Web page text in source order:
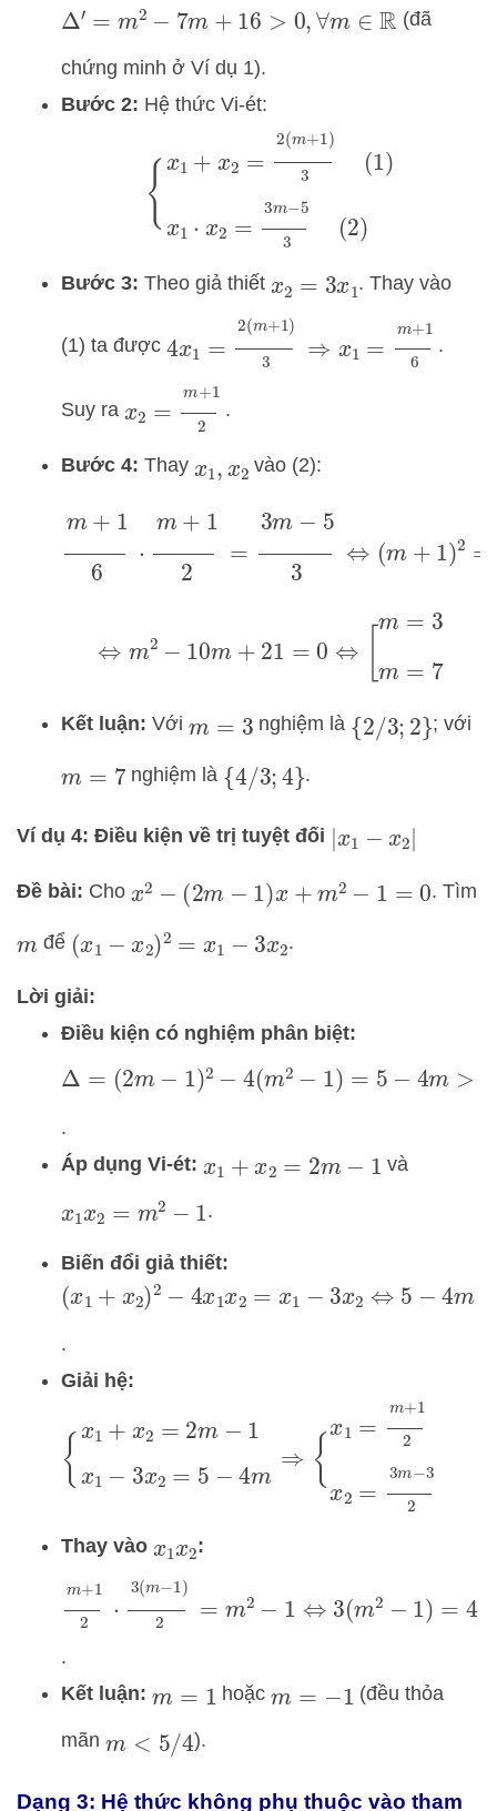
Δ′=m 2−7m +16> 0,∀ m ∈ R (đã
chứng minh ở Ví dụ 1).
Bước 2: Hệ thức Vi-ét:
1)x1⋅x2 3m
Bước 3: Theo giả thiết x2 =3 x1 . Thay vào
(1) ta được 4 (m+1) +16 .
Suy ra m+12 .
Bước 4: Thay x1, x2 vào (2):
m+16⋅ +1 2= 3 53⇔(m+
3m =7
Kết luận: Với m=3 nghiệm là { 2/3;2} ; với
m=7 nghiệm là {4/3;4} .
Ví dụ 4: Điều kiện về trị tuyệt đối x1 −x2|
Đề bài: Cho x2 −( 2m− 1) x+m 2−1= 0 . Tìm
m để (x1 −x 2)2=x1−3 x2 .
Lời giải:
Điều kiện có nghiệm phân biệt:
Δ m − 4( 2− )= −4 0 m 5
.
Áp dụng Vi-ét: x1 +x2= 2m−1 và
x1x2 =m2− 1 .
Biến đổi giả thiết:
(x1 +x 2)2−4 x1x2= x1 −3 x2 ⇔5 −4m =x 1−3
.
Giải hệ:
− 3 {x1=
Thay vào x1x2:
m+1 3(m−1 m 1 (m − = 4 2
.
Kết luận: m=1 hoặcm=− 1 (đều thỏa
mãn m<5 4 ).
Dạng 3: Hệ thức không phụ thuộc vào tham